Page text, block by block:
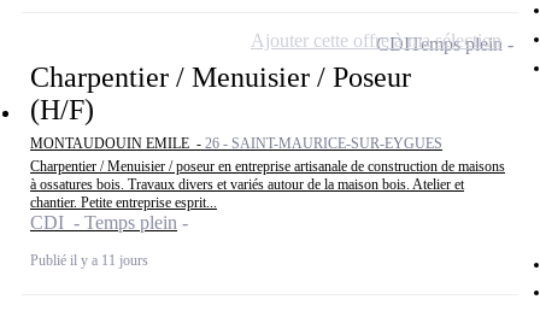
Charpentier / Menuisier / Poseur
(H/F)
MONTAUDOUIN EMILE - 26 - SAINT-MAURICE-SUR-EYGUES
Charpentier / Menuisier / poseur en entreprise artisanale de construction de maisons
à ossatures bois. Travaux divers et variés autour de la maison bois. Atelier et
chantier. Petite entreprise esprit...
CDI - Temps plein
Publié il y a 11 jours
CDITemps plein
Ajouter cette offre à ma sélection